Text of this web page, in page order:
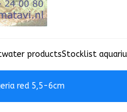
productsStocklist
red 5,5-6cm